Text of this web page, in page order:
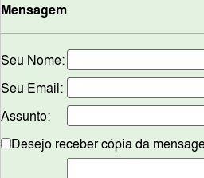
Mensagem
Seu Nome:
Seu Email:
Assunto:
Desejo receber cópia da